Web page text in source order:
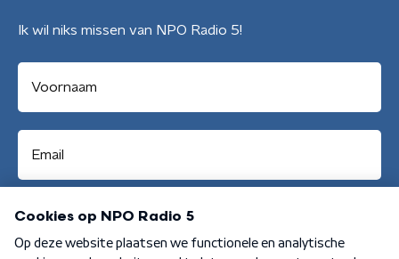
Ik wil niks missen van NPO Radio 5!
Aanmelden